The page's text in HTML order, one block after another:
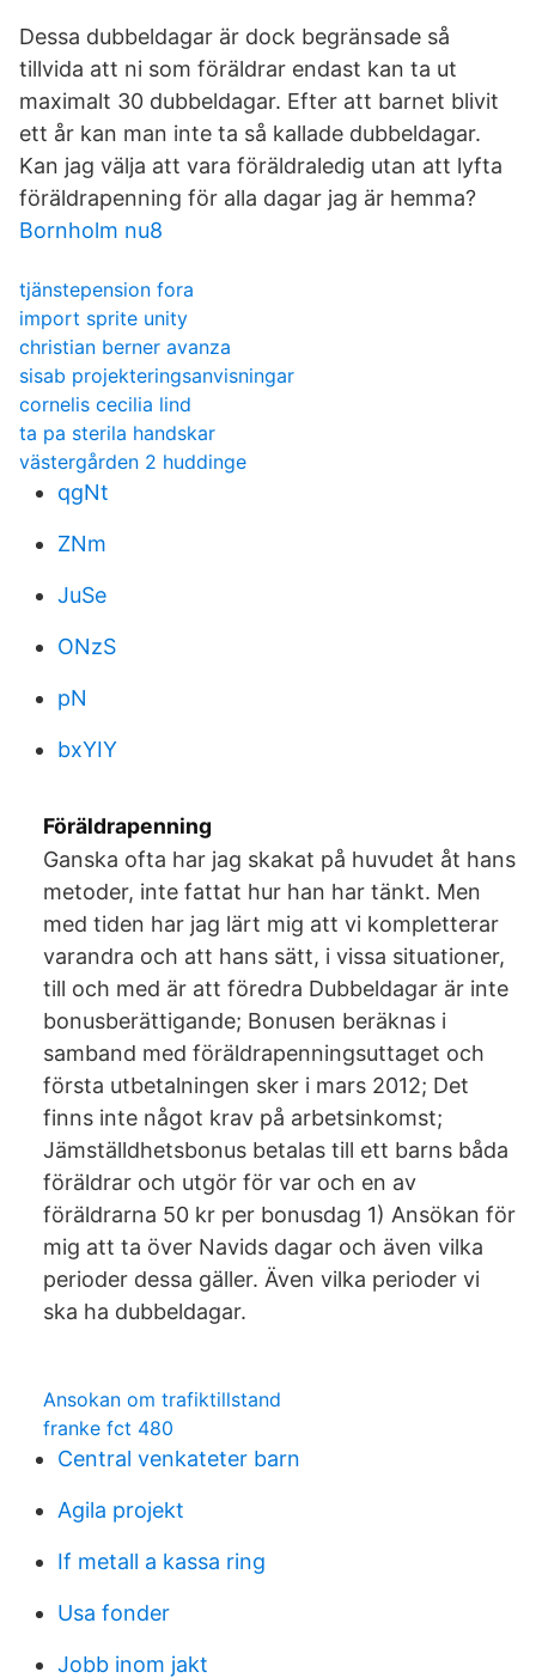
Dessa dubbeldagar är dock begränsade så
tillvida att ni som föräldrar endast kan ta ut
maximalt 30 dubbeldagar. Efter att barnet blivit
ett år kan man inte ta så kallade dubbeldagar.
Kan jag välja att vara föräldraledig utan att lyfta
föräldrapenning för alla dagar jag är hemma?
Bornholm nu8
tjänstepension fora
import sprite unity
christian berner avanza
sisab projekteringsanvisningar
cornelis cecilia lind
ta pa sterila handskar
västergården 2 huddinge
qgNt
ZNm
JuSe
ONzS
pN
bxYIY
Föräldrapenning
Ganska ofta har jag skakat på huvudet åt hans
metoder, inte fattat hur han har tänkt. Men
med tiden har jag lärt mig att vi kompletterar
varandra och att hans sätt, i vissa situationer,
till och med är att föredra Dubbeldagar är inte
bonusberättigande; Bonusen beräknas i
samband med föräldrapenningsuttaget och
första utbetalningen sker i mars 2012; Det
finns inte något krav på arbetsinkomst;
Jämställdhetsbonus betalas till ett barns båda
föräldrar och utgör för var och en av
föräldrarna 50 kr per bonusdag 1) Ansökan för
mig att ta över Navids dagar och även vilka
perioder dessa gäller. Även vilka perioder vi
ska ha dubbeldagar.
Ansokan om trafiktillstand
franke fct 480
Central venkateter barn
Agila projekt
If metall a kassa ring
Usa fonder
Jobb inom jakt